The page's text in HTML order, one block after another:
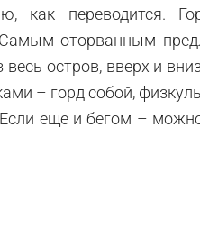
как переводится.
оторванным
весь остров, вверх и
– горд собой,
еще и бегом –